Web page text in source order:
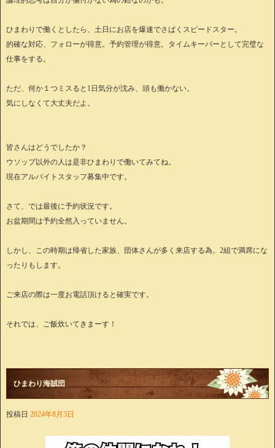
ひまわりで働くとしたら、土日にお店を爆速でさばくスピードスター。
的確な対応、フォローが得意。予約管理が得意。タイムキーパーとして完璧な
仕事をする。
ただ、何か１つミスると1日気分が沈み、頭も働かない。
気にしなくて大丈夫だよ。
皆さんはどうでしたか？
ウソップ以外の人は是非ひまわりで働いてみてね。
現在アルバイトスタッフ募集中です。
さて、では最後に予約状況です。
お盆期間は予約全然入っていません。
しかし、この時期は帰省した家族、団体さんが多く来店する為。2組で満席にな
ったりもします。
ご来店の際は一度お電話頂けると確実です。
それでは、ご飯炊いてきまーす！
ひまわり海賊団
投稿日 2024年8月3日